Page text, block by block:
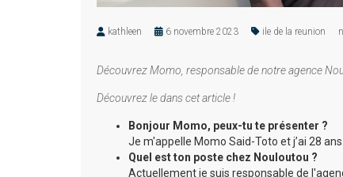
kathleen 6 novembre 2023 ile de la reunion
Découvrez Momo, responsable de notre agence
Découvrez le dans cet article !
Bonjour Momo, peux-tu te présenter ?
Je m'appelle Momo Said-Toto et j’ai 28 ans
Quel est ton poste chez Nouloutou ?
Actuellement je suis responsable de